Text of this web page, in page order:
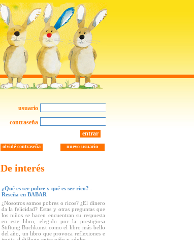
usuario
contraseña
entrar
nuevo usuario
olvidé contraseña
De interés
¿Qué es ser pobre y qué es ser rico? -
Reseña en BABAR
¿Nosotros somos pobres o ricos? ¿El dinero
da la felicidad? Estas y otras preguntas que
los niños se hacen encuentran su respuesta
en este libro, elegido por la prestigiosa
Stiftung Buchkunst como el libro más bello
del año, un libro que provoca reflexiones e